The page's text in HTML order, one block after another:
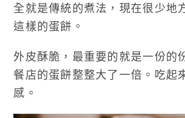
全就是傳統的煮法，現在很少地
這樣的蛋餅。
外皮酥脆，最重要的就是一份的
餐店的蛋餅整整大了一倍。吃起
感。